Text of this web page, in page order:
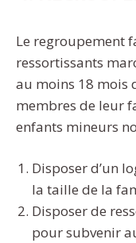
Le regroupement
ressortissants
au moins 18 mois
membres de leur
enfants mineurs
Disposer d’un
la taille de la
Disposer de
pour subvenir